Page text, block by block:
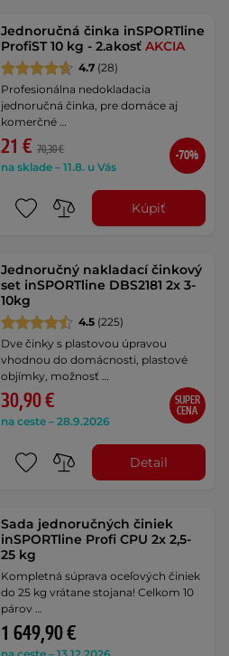
Jednoručná činka inSPORTline
ProfiST 10 kg - 2.akosťAKCIA
4.7 (28)
Profesionálna nedokladacia
jednoručná činka, pre domáce aj
komerčné …
21 € 70,30 €
na sklade – 11.8. u Vás
-70%
Kúpiť
Jednoručný nakladací činkový
set inSPORTline DBS2181 2x 3-
10kg
4.5 (225)
Dve činky s plastovou úpravou
vhodnou do domácnosti, plastové
objímky, možnosť …
30,90 €
na ceste – 28.9.2026
SUPER
CENA
Detail
Sada jednoručných činiek
inSPORTline Profi CPU 2x 2,5-
25 kg
Kompletná súprava oceľových činiek
do 25 kg vrátane stojana! Celkom 10
párov …
1 649,90 €